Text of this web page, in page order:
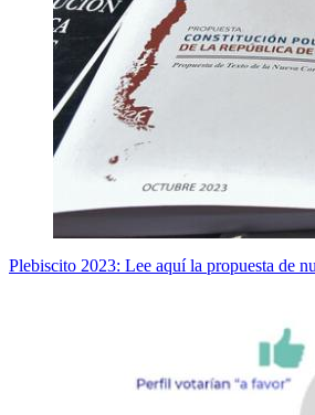
Plebiscito 2023: Lee aquí la propuesta de